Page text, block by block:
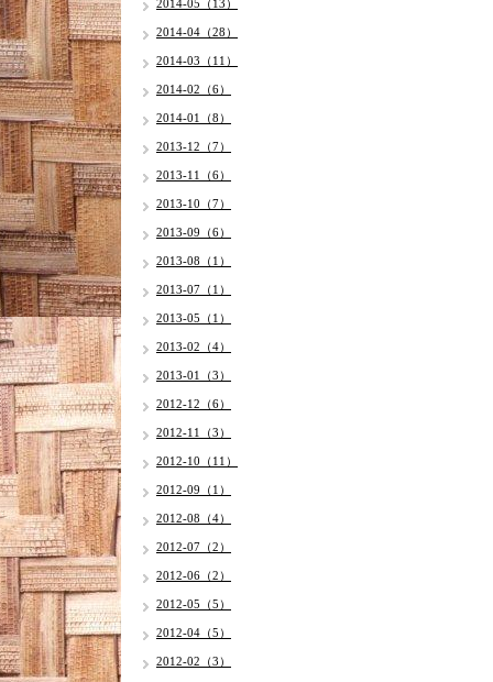
2014-05（13）
2014-04（28）
2014-03（11）
2014-02（6）
2014-01（8）
2013-12（7）
2013-11（6）
2013-10（7）
2013-09（6）
2013-08（1）
2013-07（1）
2013-05（1）
2013-02（4）
2013-01（3）
2012-12（6）
2012-11（3）
2012-10（11）
2012-09（1）
2012-08（4）
2012-07（2）
2012-06（2）
2012-05（5）
2012-04（5）
2012-02（3）